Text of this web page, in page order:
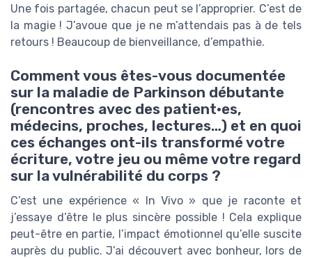
Une fois partagée, chacun peut se l’approprier. C’est de
la magie ! J’avoue que je ne m’attendais pas à de tels
retours ! Beaucoup de bienveillance, d’empathie.
Comment vous êtes-vous documentée
sur la maladie de Parkinson débutante
(rencontres avec des patient·es,
médecins, proches, lectures…) et en quoi
ces échanges ont-ils transformé votre
écriture, votre jeu ou même votre regard
sur la vulnérabilité du corps ?
C’est une expérience « In Vivo » que je raconte et
j’essaye d’être le plus sincère possible ! Cela explique
peut-être en partie, l’impact émotionnel qu’elle suscite
auprès du public. J’ai découvert avec bonheur, lors de